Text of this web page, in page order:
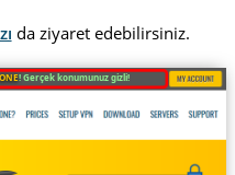
da ziyaret edebilirsiniz.
! Gerçek konumunuz gizli!